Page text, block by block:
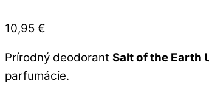
10,95 €
Prírodný deodorant Salt of the Earth
parfumácie.